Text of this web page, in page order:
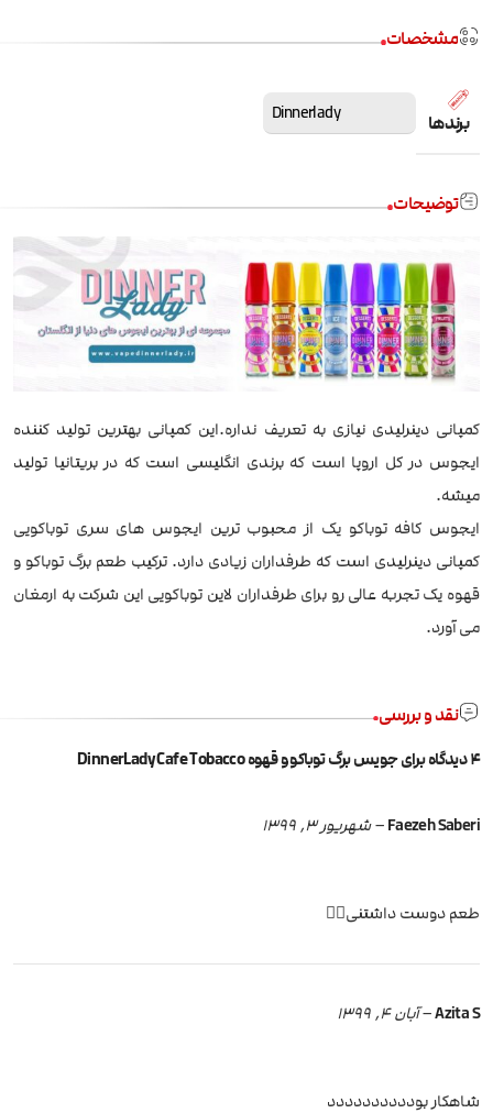
مشخصات
برندها Dinnerlady
توضیحات
کمپانی دینرلیدی نیازی به تعریف نداره.این کمپانی بهترین تولید کننده
ایجوس در کل اروپا است که برندی انگلیسی است که در بریتانیا تولید
میشه.
ایجوس کافه توباکو یک از محبوب ترین ایجوس های سری توباکویی
کمپانی دینرلیدی است که طرفداران زیادی دارد. ترکیب طعم برگ توباکو و
قهوه یک تجربه عالی رو برای طرفداران لاین توباکویی این شرکت به ارمغان
می آورد.
نقد و بررسی
4 دیدگاه برای جویس برگ توباکو و قهوه DinnerLady Cafe Tobacco
Faezeh Saberi
–شهریور 3, 1399
طعم دوست داشتنی👌🏻
Azita S
–آبان 4, 1399
شاهکار بودددددددددد